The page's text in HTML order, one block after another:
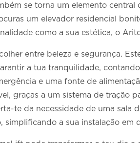
se torna um elemento central
um elevador residencial
como a sua estética, o
entre beleza e segurança.
a tua tranquilidade,
e uma fonte de
graças a um sistema de tração
te da necessidade de uma sala
a sua instalação em